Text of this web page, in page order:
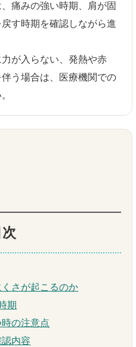
痛みの強い時期、肩が固
す時期を確認しながら進
が入らない、発熱や赤
う場合は、医療機関での
次
さが起こるのか
期
の注意点
内容